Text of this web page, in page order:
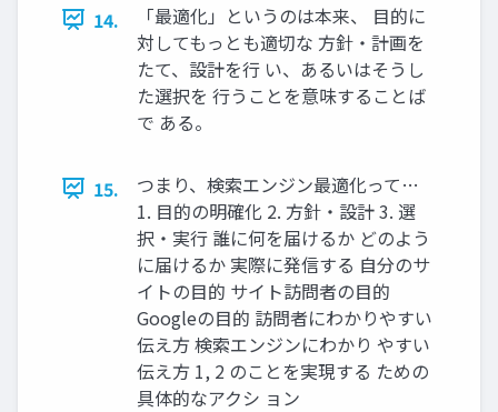
14.
「最適化」というのは本来、 目的に
対してもっとも適切な 方針・計画を
たて、設計を行 い、あるいはそうし
た選択を 行うことを意味することば
で ある。
15.
つまり、検索エンジン最適化って…
1. 目的の明確化 2. 方針・設計 3. 選
択・実行 誰に何を届けるか どのよう
に届けるか 実際に発信する 自分のサ
イトの目的 サイト訪問者の目的
Googleの目的 訪問者にわかりやすい
伝え方 検索エンジンにわかり やすい
伝え方 1, 2 のことを実現する ための
具体的なアクシ ョン